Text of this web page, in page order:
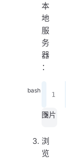
本
地
服
务
器
：
图片
浏
览